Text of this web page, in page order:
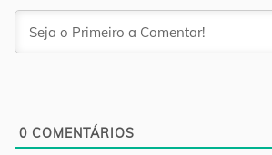
0 COMENTÁRIOS